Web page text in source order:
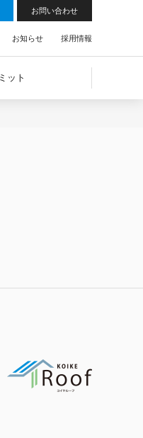
ット
お知らせ 採用情報
お問い合わせ